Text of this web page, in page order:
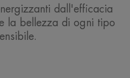
dall'efficacia
la bellezza di ogni tipo